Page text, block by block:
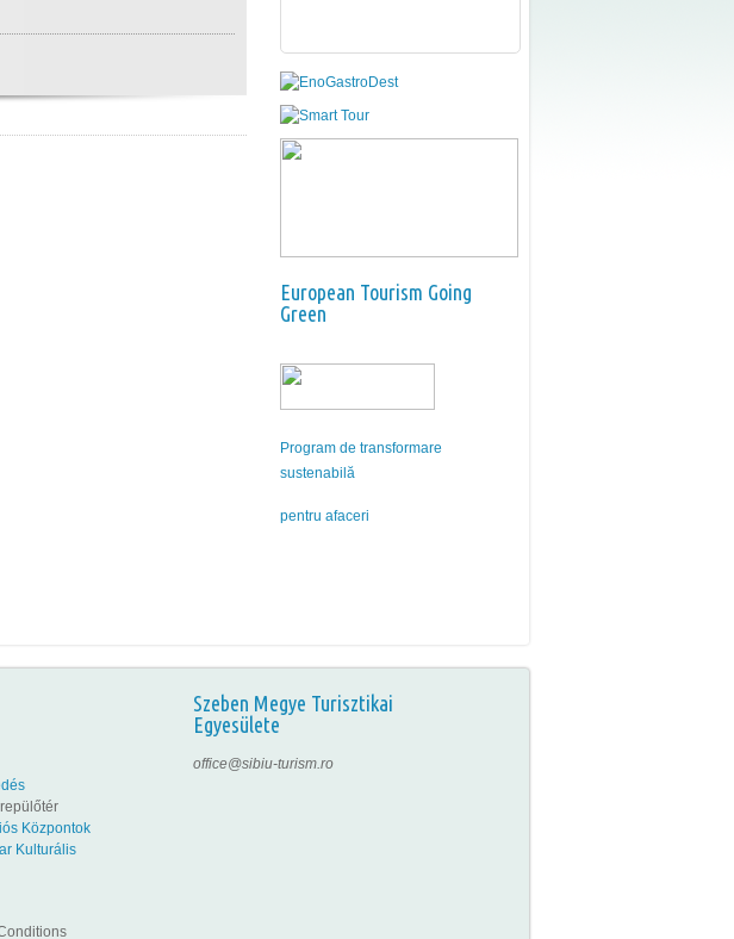
European Tourism Going
Green
Program de transformare
sustenabilă
pentru afaceri
Szeben Megye Turisztikai
Egyesülete
Központok
Kulturális
office@sibiu-turism.ro